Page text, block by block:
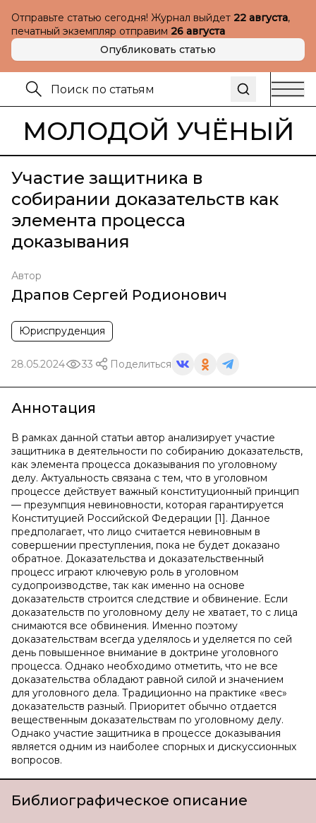
Отправьте статью сегодня! Журнал выйдет 22 августа,
печатный экземпляр отправим 26 августа
Опубликовать статью
МОЛОДОЙ УЧЁНЫЙ
Участие защитника в
собирании доказательств как
элемента процесса
доказывания
Автор
Драпов Сергей Родионович
Юриспруденция
28.05.2024 33 Поделиться
Аннотация
В рамках данной статьи автор анализирует участие
защитника в деятельности по собиранию доказательств,
как элемента процесса доказывания по уголовному
делу. Актуальность связана с тем, что в уголовном
процессе действует важный конституционный принцип
— презумпция невиновности, которая гарантируется
Конституцией Российской Федерации [1]. Данное
предполагает, что лицо считается невиновным в
совершении преступления, пока не будет доказано
обратное. Доказательства и доказательственный
процесс играют ключевую роль в уголовном
судопроизводстве, так как именно на основе
доказательств строится следствие и обвинение. Если
доказательств по уголовному делу не хватает, то с лица
снимаются все обвинения. Именно поэтому
доказательствам всегда уделялось и уделяется по сей
день повышенное внимание в доктрине уголовного
процесса. Однако необходимо отметить, что не все
доказательства обладают равной силой и значением
для уголовного дела. Традиционно на практике «вес»
доказательств разный. Приоритет обычно отдается
вещественным доказательствам по уголовному делу.
Однако участие защитника в процессе доказывания
является одним из наиболее спорных и дискуссионных
вопросов.
Библиографическое описание